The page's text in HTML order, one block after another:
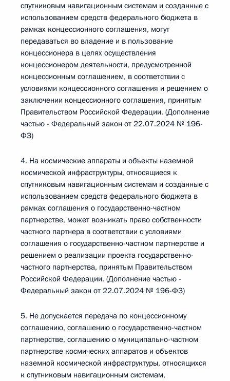
спутниковым навигационным системам и созданные с
использованием средств федерального бюджета в
рамках концессионного соглашения, могут
передаваться во владение и в пользование
концессионера в целях осуществления
концессионером деятельности, предусмотренной
концессионным соглашением, в соответствии с
условиями концессионного соглашения и решением о
заключении концессионного соглашения, принятым
Правительством Российской Федерации. (Дополнение
частью - Федеральный закон от 22.07.2024 № 196-
ФЗ)
4. На космические аппараты и объекты наземной
космической инфраструктуры, относящиеся к
спутниковым навигационным системам и созданные с
использованием средств федерального бюджета в
рамках соглашения о государственно-частном
партнерстве, может возникать право собственности
частного партнера в соответствии с условиями
соглашения о государственно-частном партнерстве и
решением о реализации проекта государственно-
частного партнерства, принятым Правительством
Российской Федерации. (Дополнение частью -
Федеральный закон от 22.07.2024 № 196-ФЗ)
5. Не допускается передача по концессионному
соглашению, соглашению о государственно-частном
партнерстве, соглашению о муниципально-частном
партнерстве космических аппаратов и объектов
наземной космической инфраструктуры, относящихся
к спутниковым навигационным системам,